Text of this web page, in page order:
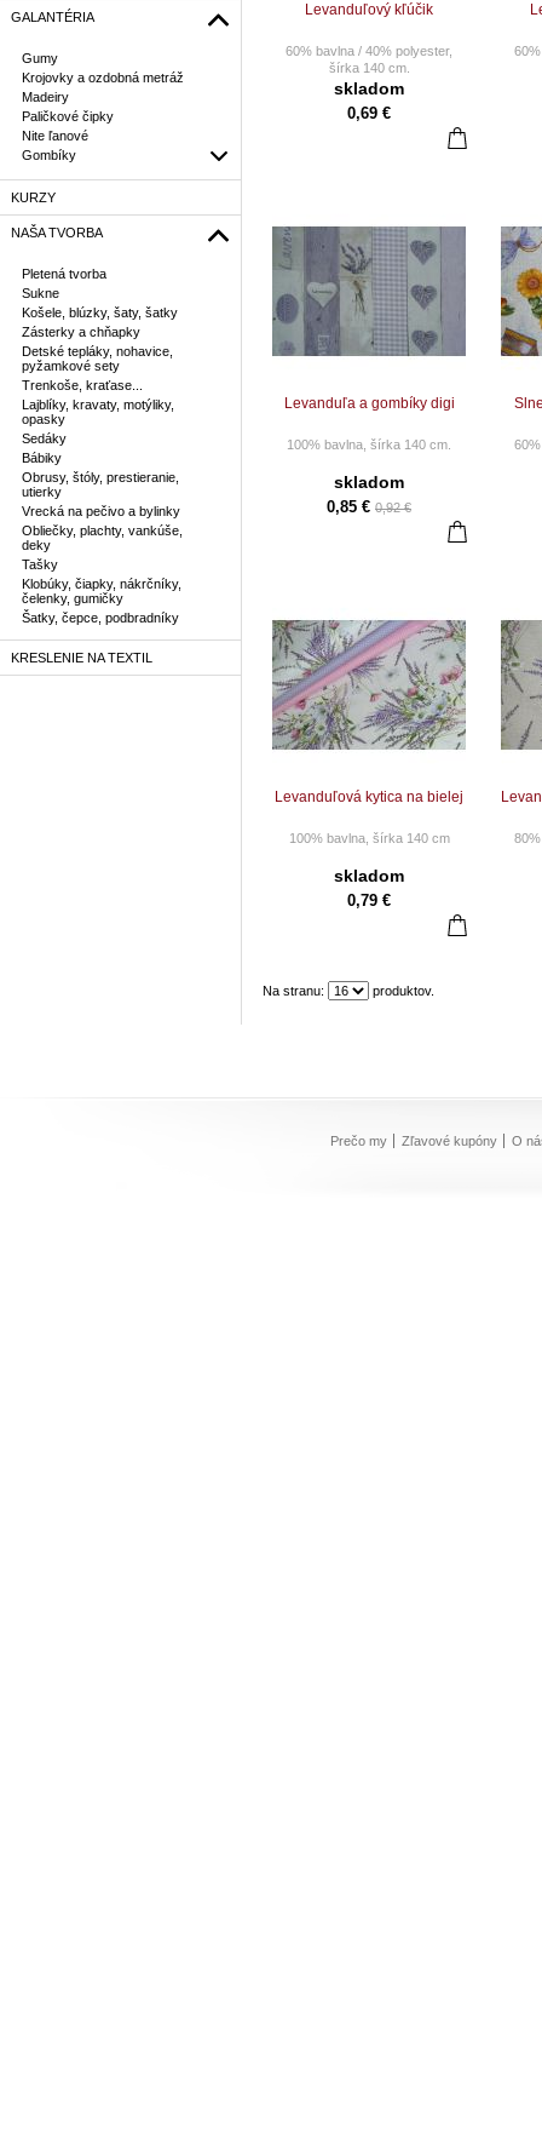
GALANTÉRIA
Gumy
Krojovky a ozdobná metráž
Madeiry
Paličkové čipky
Nite ľanové
Gombíky
KURZY
NAŠA TVORBA
Pletená tvorba
Sukne
Košele, blúzky, šaty, šatky
Zásterky a chňapky
Detské tepláky, nohavice,
pyžamkové sety
Trenkoše, kraťase...
Lajblíky, kravaty, motýliky,
opasky
Sedáky
Bábiky
Obrusy, štóly, prestieranie,
utierky
Vrecká na pečivo a bylinky
Obliečky, plachty, vankúše,
deky
Tašky
Klobúky, čiapky, nákrčníky,
čelenky, gumičky
Šatky, čepce, podbradníky
KRESLENIE NA TEXTIL
Levanduľový kľúčik
60% bavlna / 40% polyester,
šírka 140 cm.
Pri objednaní napr. 25 ks Vám
skladom
0,69 €
Levanduľa a gombíky digi
100% bavlna, šírka 140 cm.
CENA ZA 10 CM.
bude dodané 2,5 m látky
skladom
0,85 € 0,92 €
Levanduľová kytica na bielej
100% bavlna, šírka 140 cm
CENA ZA 10 CM
bude dodané 2,5 m látky
Cena za 1 m = 7,90 €
skladom
0,79 €
Na stranu: produktov.
Prečo my Zľavové kupóny O